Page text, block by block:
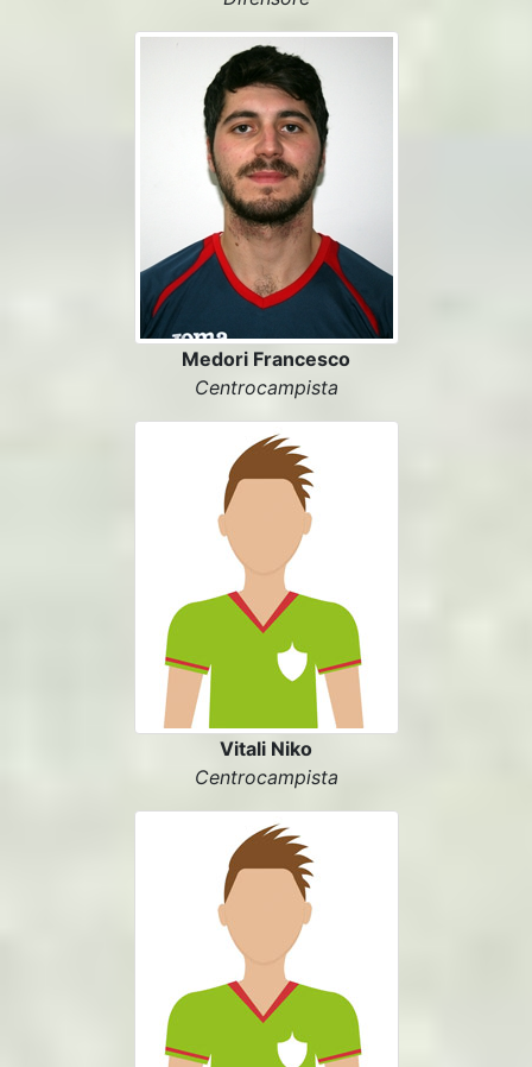
Medori Francesco
Centrocampista
Vitali Niko
Centrocampista